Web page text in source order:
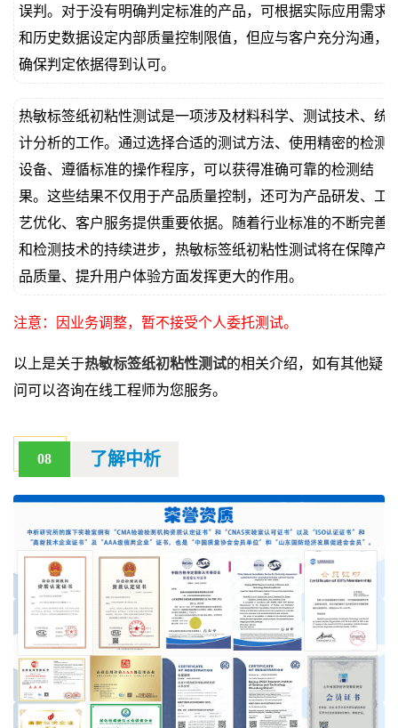
误判。对于没有明确判定标准的产品，可根据实际应用需求
和历史数据设定内部质量控制限值，但应与客户充分沟通，
确保判定依据得到认可。
热敏标签纸初粘性测试是一项涉及材料科学、测试技术、统
计分析的工作。通过选择合适的测试方法、使用精密的检测
设备、遵循标准的操作程序，可以获得准确可靠的检测结
果。这些结果不仅用于产品质量控制，还可为产品研发、工
艺优化、客户服务提供重要依据。随着行业标准的不断完善
和检测技术的持续进步，热敏标签纸初粘性测试将在保障产
品质量、提升用户体验方面发挥更大的作用。
注意：因业务调整，暂不接受个人委托测试。
以上是关于热敏标签纸初粘性测试的相关介绍，如有其他疑
问可以咨询在线工程师为您服务。
08 了解中析